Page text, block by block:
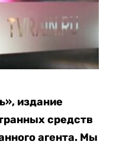
издание
средств
агента. Мы